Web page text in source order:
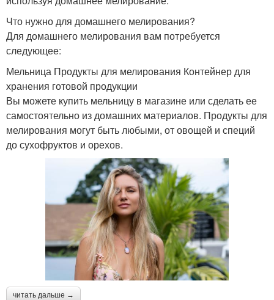
Что нужно для домашнего мелирования?
Для домашнего мелирования вам потребуется
следующее:
Мельница Продукты для мелирования Контейнер для
хранения готовой продукции
Вы можете купить мельницу в магазине или сделать ее
самостоятельно из домашних материалов. Продукты для
мелирования могут быть любыми, от овощей и специй
до сухофруктов и орехов.
читать дальше →